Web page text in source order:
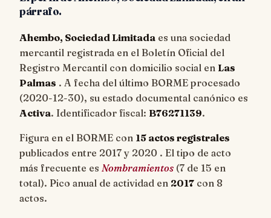
párrafo.
Ahembo, Sociedad Limitada es una sociedad
mercantil registrada en el Boletín Oficial del
Registro Mercantil con domicilio social en Las
Palmas . A fecha del último BORME procesado
(2020-12-30), su estado documental canónico es
Activa. Identificador fiscal: B76271139.
Figura en el BORME con 15 actos registrales
publicados entre 2017 y 2020 . El tipo de acto
más frecuente es Nombramientos (7 de 15 en
total). Pico anual de actividad en 2017 con 8
actos.